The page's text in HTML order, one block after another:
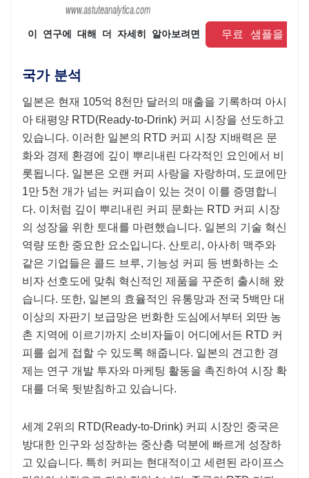
이 연구에 대해 더 자세히 알아보려면 무료 샘플을 요
국가 분석
일본은 현재 105억 8천만 달러의 매출을 기록하며 아시
아 태평양 RTD(Ready-to-Drink) 커피 시장을 선도하고
있습니다. 이러한 일본의 RTD 커피 시장 지배력은 문
화와 경제 환경에 깊이 뿌리내린 다각적인 요인에서 비
롯됩니다. 일본은 오랜 커피 사랑을 자랑하며, 도쿄에만
1만 5천 개가 넘는 커피숍이 있는 것이 이를 증명합니
다. 이처럼 깊이 뿌리내린 커피 문화는 RTD 커피 시장
의 성장을 위한 토대를 마련했습니다. 일본의 기술 혁신
역량 또한 중요한 요소입니다. 산토리, 아사히 맥주와
같은 기업들은 콜드 브루, 기능성 커피 등 변화하는 소
비자 선호도에 맞춰 혁신적인 제품을 꾸준히 출시해 왔
습니다. 또한, 일본의 효율적인 유통망과 전국 5백만 대
이상의 자판기 보급망은 번화한 도심에서부터 외딴 농
촌 지역에 이르기까지 소비자들이 어디에서든 RTD 커
피를 쉽게 접할 수 있도록 해줍니다. 일본의 견고한 경
제는 연구 개발 투자와 마케팅 활동을 촉진하여 시장 확
대를 더욱 뒷받침하고 있습니다.
세계 2위의 RTD(Ready-to-Drink) 커피 시장인 중국은
방대한 인구와 성장하는 중산층 덕분에 빠르게 성장하
고 있습니다. 특히 커피는 현대적이고 세련된 라이프스